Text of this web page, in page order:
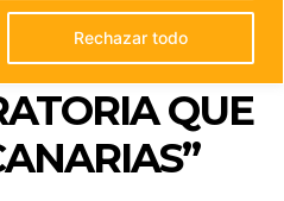
Rechazar todo
EN LA
QUE